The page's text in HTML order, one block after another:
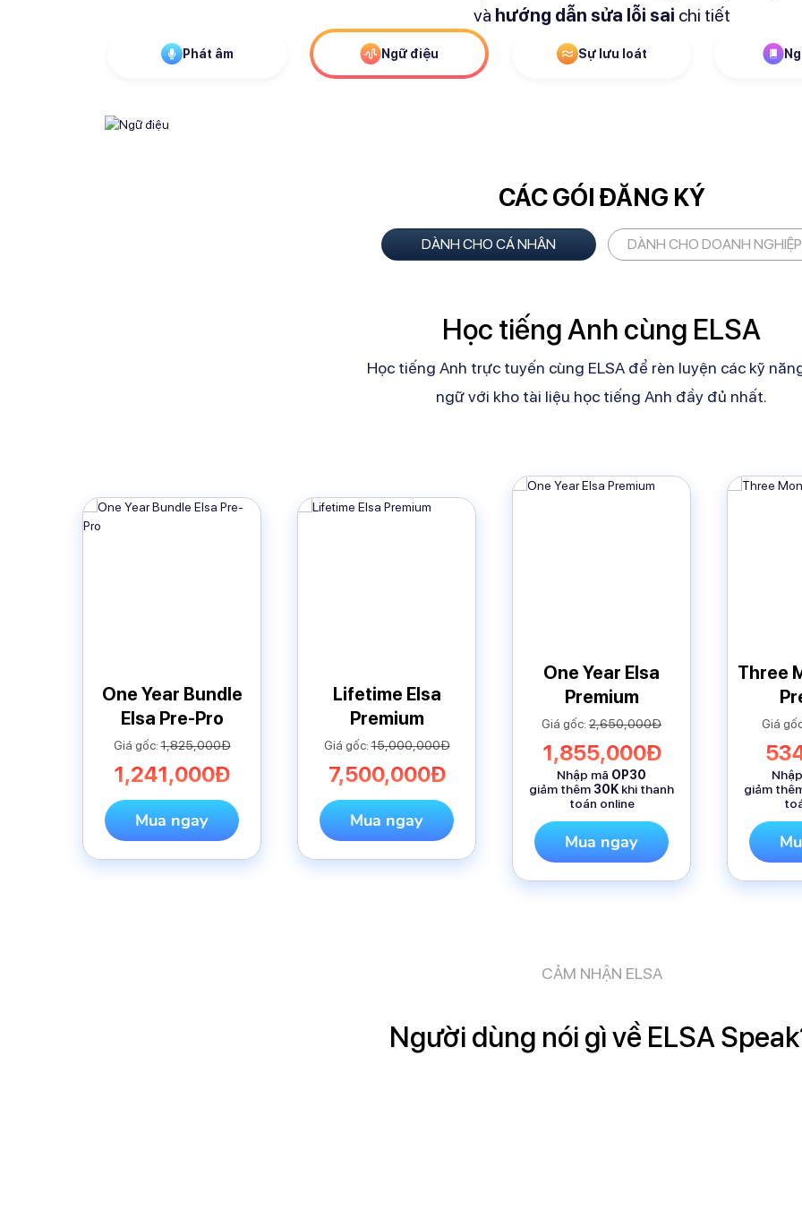
và hướng dẫn sửa lỗi sai chi tiết
Phát âm Ngữ điệu Sự lưu loát
CÁC GÓI ĐĂNG KÝ
DÀNH CHO CÁ NHÂN DÀNH CHO DOANH NGHIỆP
Học tiếng Anh cùng ELSA
Học tiếng Anh trực tuyến cùng ELSA để rèn luyện các kỹ
ngữ với kho tài liệu học tiếng Anh đầy đủ nhất.
One Year Bundle
Elsa Pre-Pro
Giá gốc:1,825,000Đ
1,241,000Đ
Mua ngay
Lifetime Elsa
Premium
Giá gốc:15,000,000Đ
7,500,000Đ
Mua ngay
One Year Elsa
Premium
Giá gốc: 2,650,000Đ
1,855,000Đ
Nhập mã OP30
giảm thêm 30K khi thanh
toán online
Mua ngay
Three
Giá
giảm
CẢM NHẬN ELSA
Người dùng nói gì về ELSA